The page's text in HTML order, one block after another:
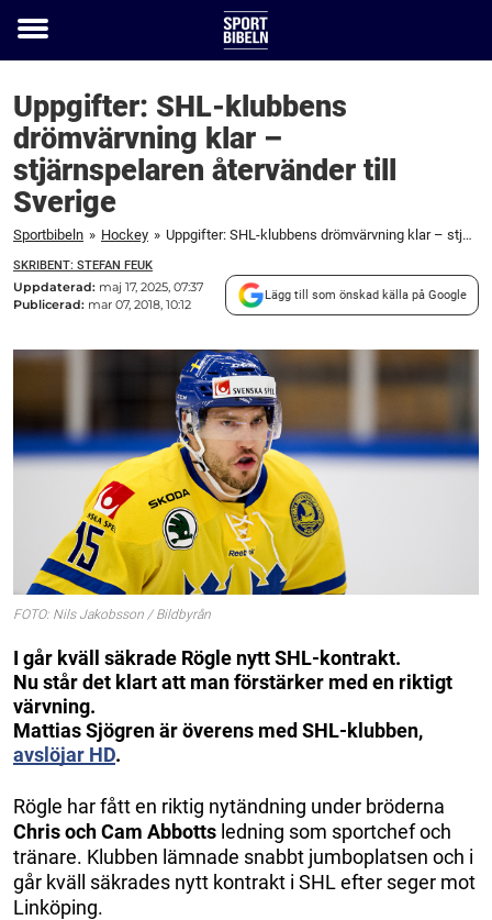
Toggle
Uppgifter: SHL-klubbens
drömvärvning klar –
stjärnspelaren återvänder till
Sverige
Sportbibeln » Hockey » Uppgifter: SHL-klubbens drömvärvning klar – stjärnspelaren återvänder till Sverige
SKRIBENT: STEFAN FEUK
Uppdaterad: maj 17, 2025, 07:37
Publicerad: mar 07, 2018, 10:12
Lägg till som önskad källa på Google
FOTO: Nils Jakobsson / Bildbyrån
I går kväll säkrade Rögle nytt SHL-kontrakt.
Nu står det klart att man förstärker med en riktigt
värvning.
Mattias Sjögren är överens med SHL-klubben,
avslöjar HD.
Rögle har fått en riktig nytändning under bröderna
Chris och Cam Abbotts ledning som sportchef och
tränare. Klubben lämnade snabbt jumboplatsen och i
går kväll säkrades nytt kontrakt i SHL efter seger mot
Linköping.